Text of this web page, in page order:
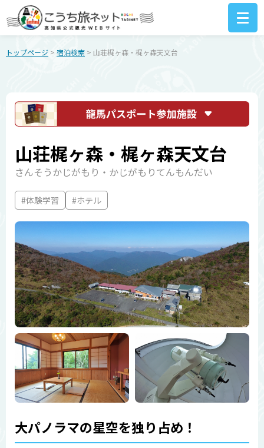
トップページ > 宿泊検索 > 山荘梶ヶ森・梶ヶ森天文台
山荘梶ヶ森・梶ヶ森天文台
さんそうかじがもり・かじがもりてんもんだい
#体験学習 #ホテル
大パノラマの星空を独り占め！